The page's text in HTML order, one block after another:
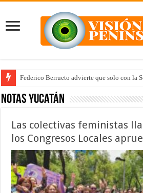
Federico Berrueto advierte que solo con la
Arrancan la tercera etapa de Médico 24/7
Notas Yucatán
Las colectivas feministas
los Congresos Locales